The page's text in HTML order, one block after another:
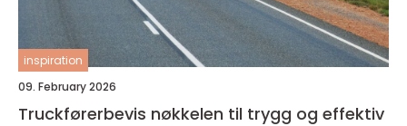
inspiration
09. February 2026
Truckførerbevis nøkkelen til trygg og effektiv